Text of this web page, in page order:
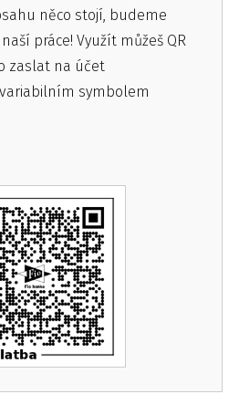
něco stojí, budeme
práce! Využít můžeš QR
zaslat na účet
symbolem